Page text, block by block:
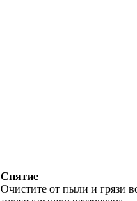
Снятие
Очистите от пыли и грязи